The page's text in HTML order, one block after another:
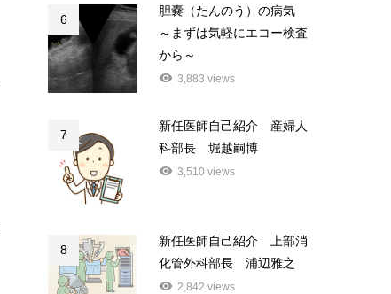
6
胆嚢（たんのう）の病気
～まずは気軽にエコー検査
から～
3,883 views
7
新任医師自己紹介 産婦人
科部長 堀越嗣博
3,510 views
8
新任医師自己紹介 上部消
化管外科部長 浦辺雅之
2,842 views